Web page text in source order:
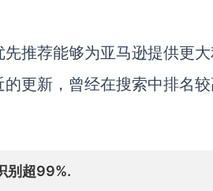
推荐能够为亚马逊提供更
更新，曾经在搜索中排名
别超99%.